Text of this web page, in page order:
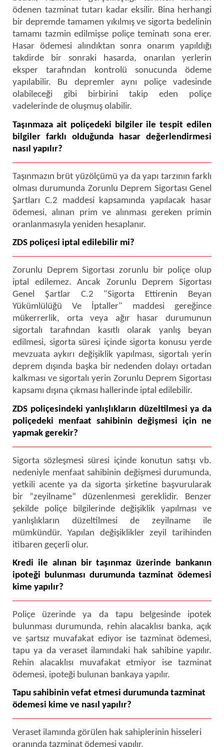
ödenen tazminat tutarı kadar eksilir. Bina herhangi
bir depremde tamamen yıkılmış ve sigorta bedelinin
tamamı tazmin edilmişse poliçe teminatı sona erer.
Hasar ödemesi alındıktan sonra onarım yapıldığı
takdirde bir sonraki hasarda, onarılan yerlerin
eksper tarafından kontrolü sonucunda ödeme
yapılabilir. Bu depremler aynı poliçe vadesinde
olabileceği gibi birbirini takip eden poliçe
vadelerinde de oluşmuş olabilir.
Taşınmaza ait poliçedeki bilgiler ile tespit edilen
bilgiler farklı olduğunda hasar değerlendirmesi
nasıl yapılır?
Taşınmazın brüt yüzölçümü ya da yapı tarzının farklı
olması durumunda Zorunlu Deprem Sigortası Genel
Şartları C.2 maddesi kapsamında yapılacak hasar
ödemesi, alınan prim ve alınması gereken primin
oranlanmasıyla yeniden hesaplanır.
ZDS poliçesi iptal edilebilir mi?
Zorunlu Deprem Sigortası zorunlu bir poliçe olup
iptal edilemez. Ancak Zorunlu Deprem Sigortası
Genel Şartlar C.2 "Sigorta Ettirenin Beyan
Yükümlülüğü Ve İptaller" maddesi gereğince
mükerrerlik, orta veya ağır hasar durumunun
sigortalı tarafından kasıtlı olarak yanlış beyan
edilmesi, sigorta süresi içinde sigorta konusu yerde
mevzuata aykırı değişiklik yapılması, sigortalı yerin
deprem dışında başka bir nedenden dolayı ortadan
kalkması ve sigortalı yerin Zorunlu Deprem Sigortası
kapsamı dışına çıkması hallerinde iptal edilebilir.
ZDS poliçesindeki yanlışlıkların düzeltilmesi ya da
poliçedeki menfaat sahibinin değişmesi için ne
yapmak gerekir?
Sigorta sözleşmesi süresi içinde konutun satışı vb.
nedeniyle menfaat sahibinin değişmesi durumunda,
yetkili acente ya da sigorta şirketine başvurularak
bir “zeyilname” düzenlenmesi gereklidir. Benzer
şekilde poliçe bilgilerinde değişiklik yapılması ve
yanlışlıkların düzeltilmesi de zeyilname ile
mümkündür. Yapılan değişiklikler zeyil tarihinden
itibaren geçerli olur.
Kredi ile alınan bir taşınmaz üzerinde bankanın
ipoteği bulunması durumunda tazminat ödemesi
kime yapılır?
Poliçe üzerinde ya da tapu belgesinde ipotek
bulunması durumunda, rehin alacaklısı banka, açık
ve şartsız muvafakat ediyor ise tazminat ödemesi,
tapu ya da veraset ilamındaki hak sahibine yapılır.
Rehin alacaklısı muvafakat etmiyor ise tazminat
ödemesi, ipoteği bulunan bankaya yapılır.
Tapu sahibinin vefat etmesi durumunda tazminat
ödemesi kime ve nasıl yapılır?
Veraset ilamında görülen hak sahiplerinin hisseleri
oranında tazminat ödemesi yapılır.